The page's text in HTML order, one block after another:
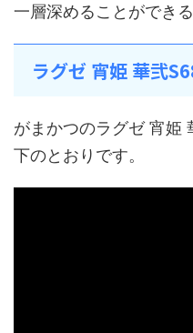
一層深めることができる
ラグゼ 宵姫 華弐
がまかつのラグゼ 宵姫
下のとおりです。